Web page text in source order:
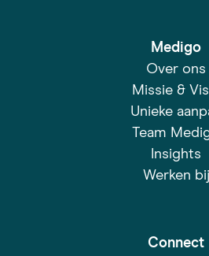
Medigo
Over ons
Missie &
Unieke
Team
Insights
Werken bij
Connect